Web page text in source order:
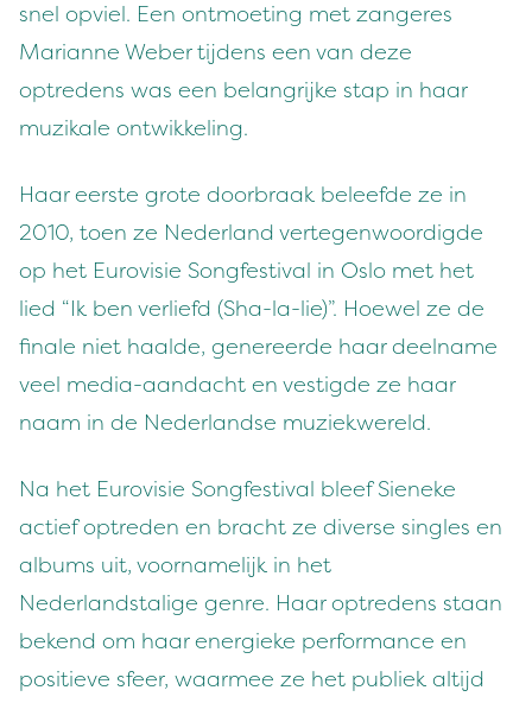
snel opviel. Een ontmoeting met zangeres
Marianne Weber tijdens een van deze
optredens was een belangrijke stap in haar
muzikale ontwikkeling.
Haar eerste grote doorbraak beleefde ze in
2010, toen ze Nederland vertegenwoordigde
op het Eurovisie Songfestival in Oslo met het
lied “Ik ben verliefd (Sha-la-lie)”. Hoewel ze de
finale niet haalde, genereerde haar deelname
veel media-aandacht en vestigde ze haar
naam in de Nederlandse muziekwereld.
Na het Eurovisie Songfestival bleef Sieneke
actief optreden en bracht ze diverse singles en
albums uit, voornamelijk in het
Nederlandstalige genre. Haar optredens staan
bekend om haar energieke performance en
positieve sfeer, waarmee ze het publiek altijd